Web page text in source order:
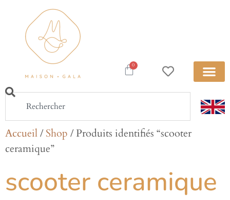
0
Accueil/Shop / Produits identifiés “scooter
ceramique”
scooter ceramique